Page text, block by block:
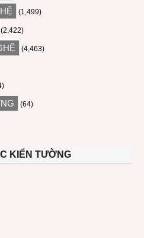
(1,499)
(2,422)
(4,463)
(64)
KIẾN TƯỜNG